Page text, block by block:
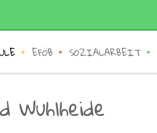
EFÖB SOZIALARBEIT